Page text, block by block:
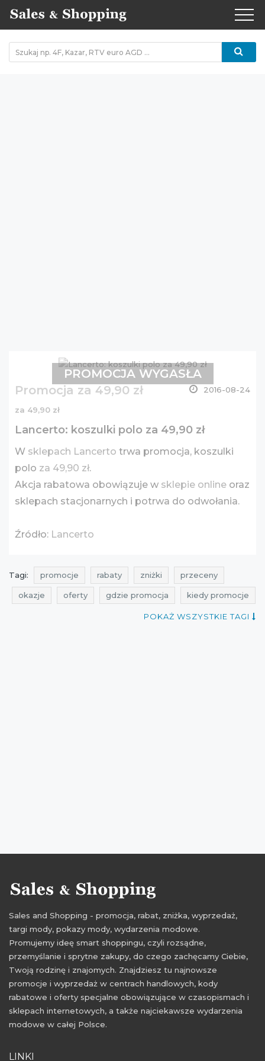
Promocja za 49,90 zł 2016-08-24
za 49,90 zł
Lancerto: koszulki polo za 49,90 zł
W sklepach Lancerto trwa promocja, koszulki
polo za 49,90 zł.
Akcja rabatowa obowiązuje w sklepie online oraz
sklepach stacjonarnych i potrwa do odwołania.
Źródło: Lancerto
PROMOCJA WYGASŁA
Tagi: promocje rabaty zniżki przeceny
okazje oferty gdzie promocja kiedy promocje
rabaty sierpień zniżki sierpień
POKAŻ WSZYSTKIE TAGI
Sales and Shopping - promocja, rabat, zniżka, wyprzedaż,
targi mody, pokazy mody, wydarzenia modowe.
Promujemy ideę smart shoppingu, czyli rozsądne,
przemyślanie i sprytne zakupy, do czego zachęcamy Ciebie,
Twoją rodzinę i znajomych. Znajdziesz tu najnowsze
promocje i wyprzedaż w centrach handlowych, kody
rabatowe i oferty specjalne obowiązujące w czasopismach i
sklepach internetowych, a także najciekawsze wydarzenia
modowe w całej Polsce.
LINKI